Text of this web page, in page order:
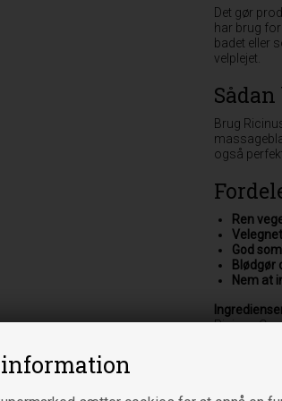
information
Det gør
har brug for
badet eller
velplejet.
Brug
også
Ren
God
Blødgør
Nem at
Ricinus
Er der